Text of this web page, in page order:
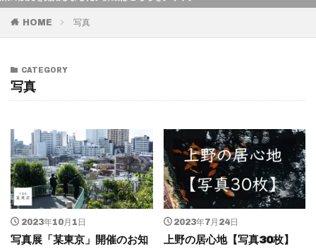
HOME 写真
CATEGORY
写真
2023年10月1日
写真展「某東京」開催のお知
2023年7月24日
上野の居心地【写真30枚】